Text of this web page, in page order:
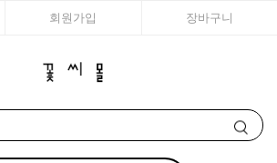
회원가입 장바구니